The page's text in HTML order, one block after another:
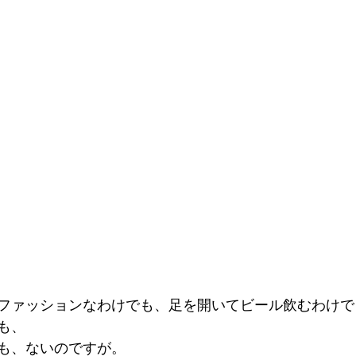
ァッションなわけでも、足を開いてビール飲むわけ
、
、ないのですが。